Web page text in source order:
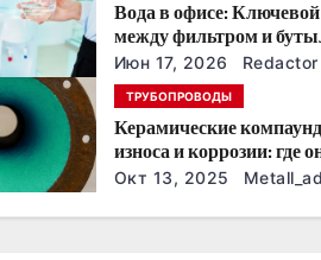
Вода в офисе:
между фильтром и
Июн 17, 2026 Redactor
ТРУБОПРОВОДЫ
Керамические
износа и коррозии: где
эффективнее всего
Окт 13, 2025